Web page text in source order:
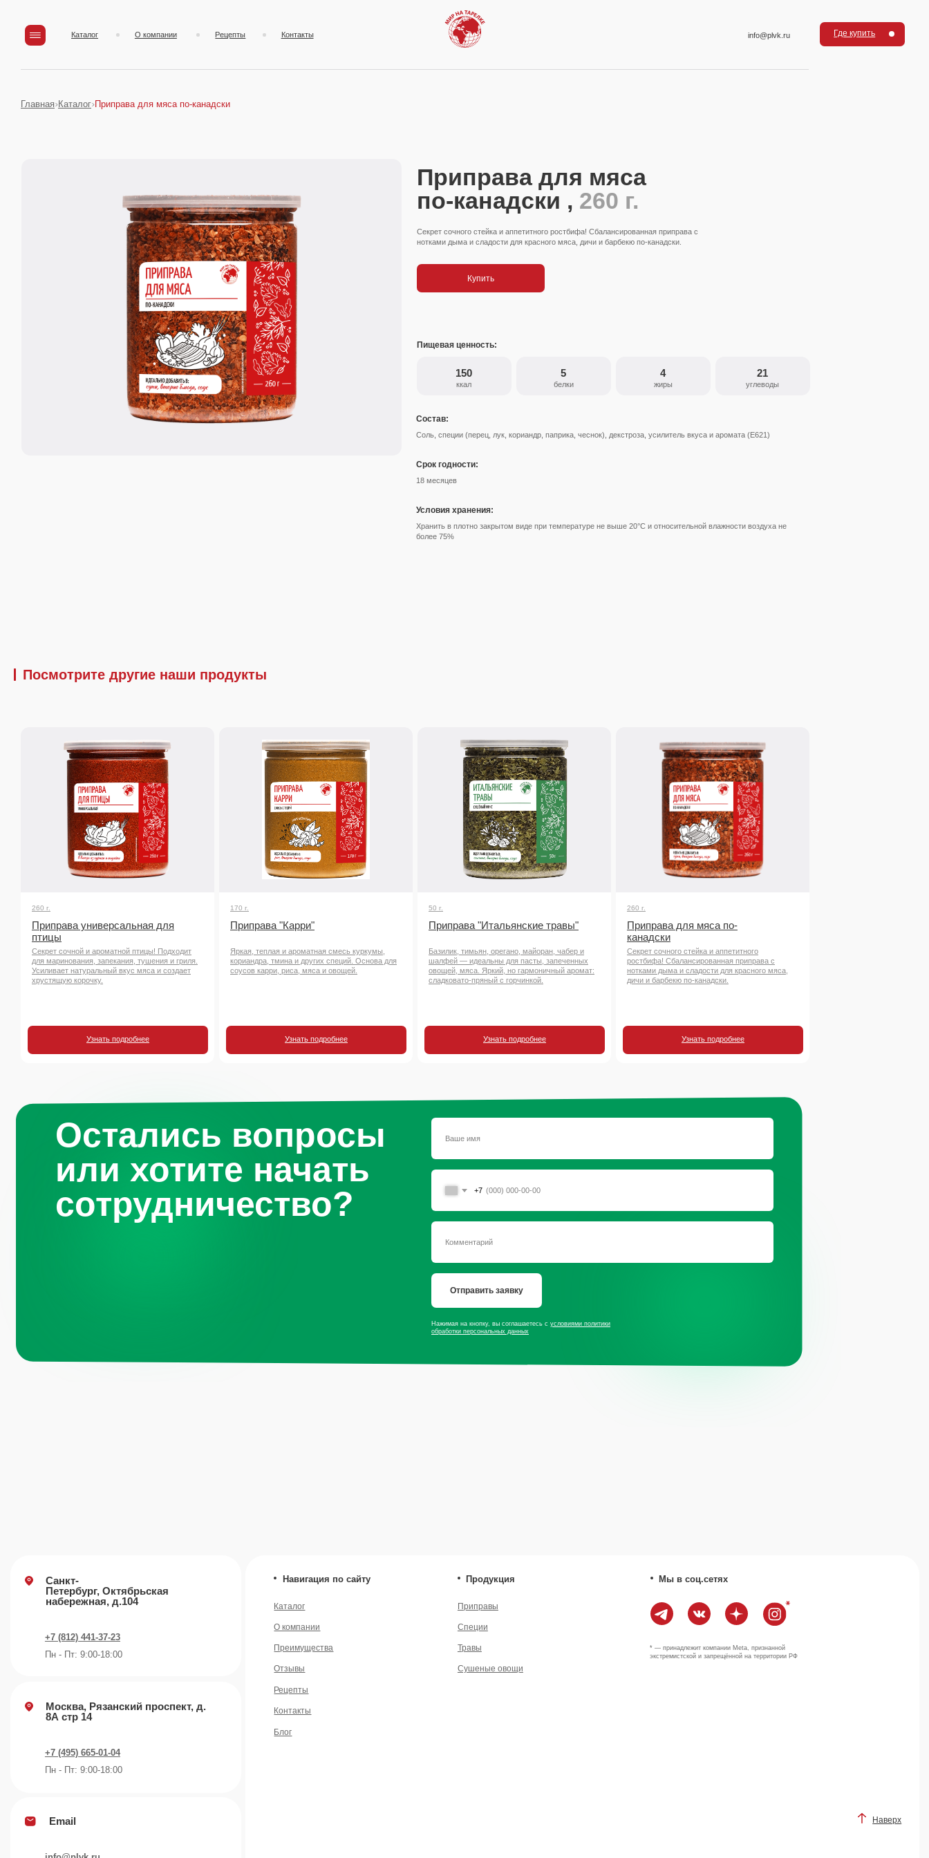
Каталог О компании Рецепты
Главная Каталог Приправа для мяса по-канадски
150
ккал
5
белки
4
жиры
21
углеводы
Приправа для мяса
по-канадски , 260 г.
Секрет сочного стейка и аппетитного ростбифа! Сбалансированная приправа с
нотками дыма и сладости для красного мяса, дичи и барбекю по-канадски.
Купить
Пищевая ценность:
Состав:
Соль, специи (перец, лук, кориандр, паприка, чеснок), декстроза, усилитель вкуса и аромата (Е621)
Срок годности:
18 месяцев
Условия хранения:
Хранить в плотно закрытом виде при температуре не выше 20°С и относительной влажности воздуха не
более 75%
Посмотрите другие наши продукты
260 г.
Приправа для мяса по-
канадски
Секрет сочного стейка и аппетитного
ростбифа! Сбалансированная приправа с
нотками дыма и сладости для красного мяса,
дичи и барбекю по-канадски.
Узнать подробнее
50 г.
Приправа "Итальянские травы"
Базилик, тимьян, орегано, майоран, чабер и
шалфей — идеальны для пасты, запеченных
овощей, мяса. Яркий, но гармоничный аромат:
сладковато-пряный с горчинкой.
Узнать подробнее
170 г.
Приправа "Карри"
Яркая, теплая и ароматная смесь куркумы,
кориандра, тмина и других специй. Основа для
соусов карри, риса, мяса и овощей.
Узнать подробнее
260 г.
Приправа универсальная для
птицы
Секрет сочной и ароматной птицы! Подходит
для маринования, запекания, тушения и гриля.
Усиливает натуральный вкус мяса и создает
хрустящую корочку.
Узнать подробнее
+7
Отправить заявку
Остались вопросы
или хотите начать
сотрудничество?
Нажимая на кнопку, вы соглашаетесь с условиями политики
обработки персональных данных
Наверх
Пн - Пт: 9:00-18:00
©️ 2007 — 2026 Все права защищены
info@plvk.ru